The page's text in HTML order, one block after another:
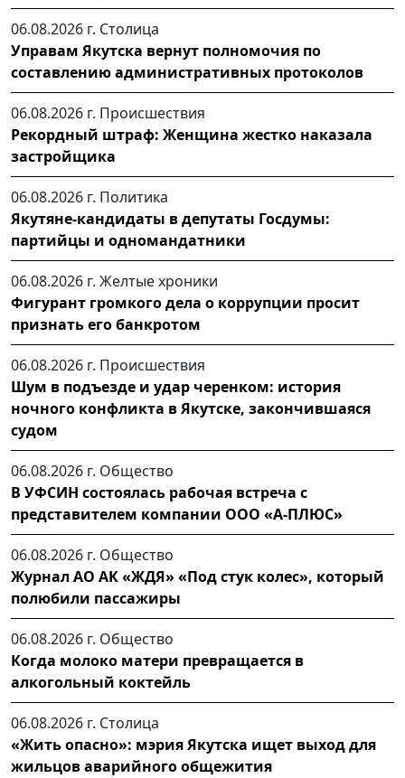
06.08.2026 г. Столица
Управам Якутска вернут полномочия по
составлению административных протоколов
06.08.2026 г. Происшествия
Рекордный штраф: Женщина жестко наказала
застройщика
06.08.2026 г. Политика
Якутяне-кандидаты в депутаты Госдумы:
партийцы и одномандатники
06.08.2026 г. Желтые хроники
Фигурант громкого дела о коррупции просит
признать его банкротом
06.08.2026 г. Происшествия
Шум в подъезде и удар черенком: история
ночного конфликта в Якутске, закончившаяся
судом
06.08.2026 г. Общество
В УФСИН состоялась рабочая встреча с
представителем компании ООО «А-ПЛЮС»
06.08.2026 г. Общество
Журнал АО АК «ЖДЯ» «Под стук колес», который
полюбили пассажиры
06.08.2026 г. Общество
Когда молоко матери превращается в
алкогольный коктейль
06.08.2026 г. Столица
«Жить опасно»: мэрия Якутска ищет выход для
жильцов аварийного общежития